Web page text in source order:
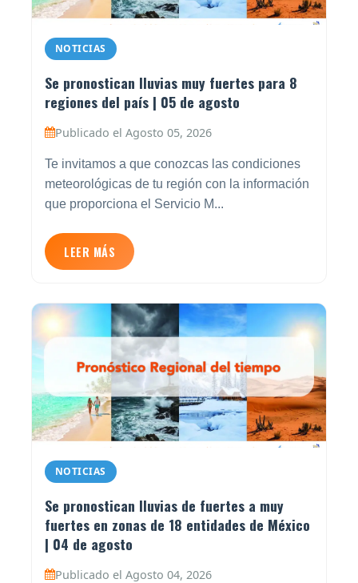
NOTICIAS
Se pronostican lluvias muy fuertes para 8
regiones del país | 05 de agosto
Publicado el Agosto 05, 2026
Te invitamos a que conozcas las condiciones
meteorológicas de tu región con la información
que proporciona el Servicio M...
LEER MÁS
NOTICIAS
Se pronostican lluvias de fuertes a muy
fuertes en zonas de 18 entidades de México
| 04 de agosto
Publicado el Agosto 04, 2026